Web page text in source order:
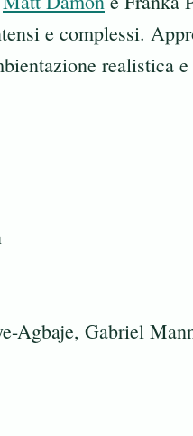
e complessi.
realistica
Agbaje, Gabriel